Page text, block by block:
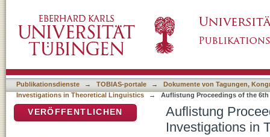
Linguistics nach DDC-Klassifikation
Publikationsdienste → TOBIAS-portale →
Dokumente von Tagungen,
Investigations in Theoretical Linguistics
→ Auflistung Proceedings of the
Auflistung
Investigations in
VERÖFFENTLICHEN